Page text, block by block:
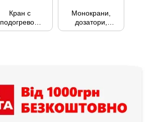
Кран с
подогревом
воды
Монокрани,
дозатори,
медичні